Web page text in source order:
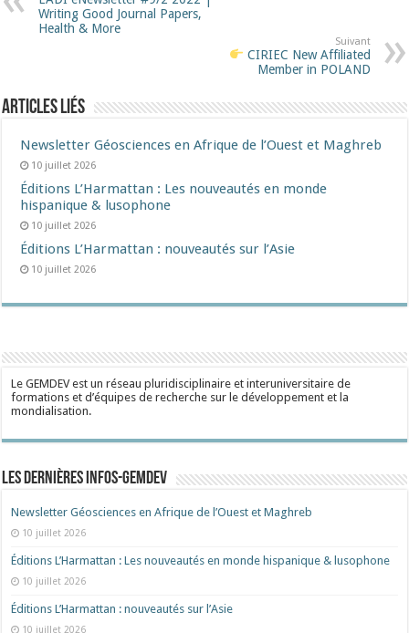
Writing Good Journal Papers,
Health & More
Suivant
CIRIEC New Affiliated
Member in POLAND
Articles liés
Newsletter Géosciences en Afrique de l’Ouest et Maghreb
10 juillet 2026
Éditions L’Harmattan : Les nouveautés en monde
hispanique & lusophone
10 juillet 2026
Éditions L’Harmattan : nouveautés sur l’Asie
10 juillet 2026
Le GEMDEV est un réseau pluridisciplinaire et interuniversitaire de
formations et d’équipes de recherche sur le développement et la
mondialisation.
Les dernières Infos-Gemdev
Newsletter Géosciences en Afrique de l’Ouest et Maghreb
10 juillet 2026
Éditions L’Harmattan : Les nouveautés en monde hispanique & lusophone
10 juillet 2026
Éditions L’Harmattan : nouveautés sur l’Asie
10 juillet 2026